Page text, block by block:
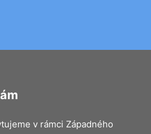
v rámci Západného